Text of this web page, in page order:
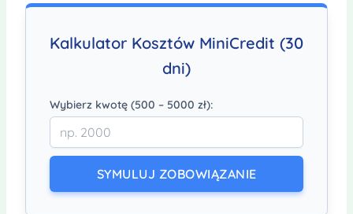
Kalkulator Kosztów MiniCredit (30
dni)
Wybierz kwotę (500 – 5000 zł):
SYMULUJ ZOBOWIĄZANIE